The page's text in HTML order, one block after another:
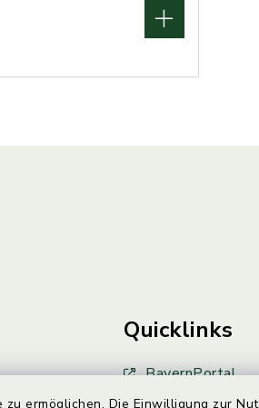
ermöglichen. Die Einwilligung zur
Quicklinks
BayernPortal